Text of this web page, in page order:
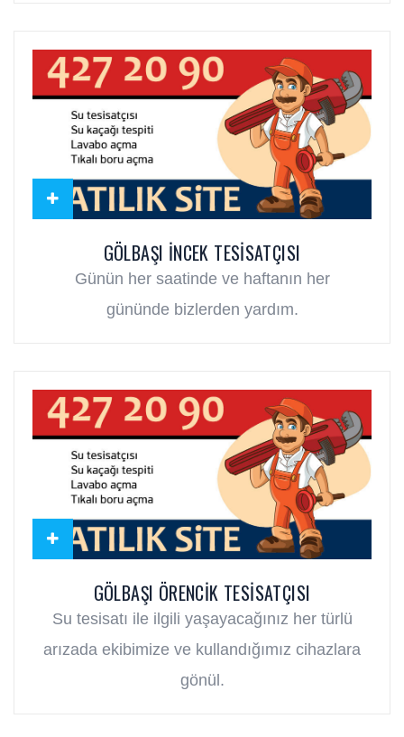
GÖLBAŞI İNCEK TESISATÇISI
Günün her saatinde ve haftanın her
gününde bizlerden yardım.
GÖLBAŞI ÖRENCIK TESISATÇISI
Su tesisatı ile ilgili yaşayacağınız her türlü
arızada ekibimize ve kullandığımız cihazlara
gönül.